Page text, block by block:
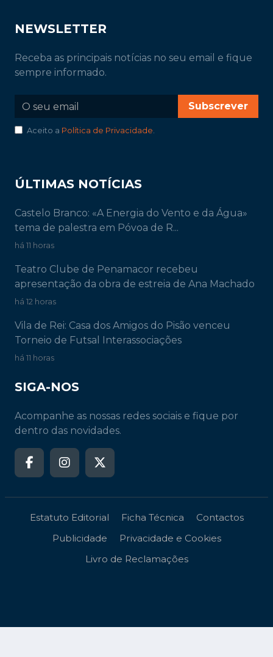
NEWSLETTER
Receba as principais notícias no seu email e fique
sempre informado.
Subscrever
Aceito a Política de Privacidade.
ÚLTIMAS NOTÍCIAS
Castelo Branco: «A Energia do Vento e da Água»
tema de palestra em Póvoa de R...
há 11 horas
Teatro Clube de Penamacor recebeu
apresentação da obra de estreia de Ana Machado
há 12 horas
Vila de Rei: Casa dos Amigos do Pisão venceu
Torneio de Futsal Interassociações
há 11 horas
SIGA-NOS
Acompanhe as nossas redes sociais e fique por
dentro das novidades.
Estatuto Editorial Ficha Técnica
Contactos
Publicidade
Privacidade e Cookies
Livro de Reclamações